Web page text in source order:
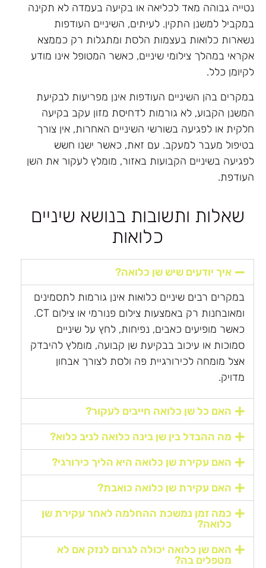
נטייה גבוהה מאד לכליאה או בקיעה בעמדה לא תקינה
במקביל למשנן התקין. לעיתים, השיניים העודפות
נשארות כלואות בעצמות הלסת ומתגלות רק כממצא
אקראי במהלך צילומי שיניים, כאשר המטופל אינו מודע
לקיומן כלל.
במקרים בהן השיניים העודפות אינן מפריעות לבקיעת
המשנן הקבוע, לא גורמות לדחיסת מזון עקב בקיעה
חלקית או לפגיעה בשורשי השיניים האחרות, אין צורך
בטיפול מעבר למעקב. עם זאת, כאשר ישנו חשש
לפגיעה בשיניים הקבועות באזור, מומלץ לעקור את השן
העודפת.
שאלות ותשובות בנושא שיניים
כלואות
איך יודעים שיש שן כלואה?
במקרים רבים שיניים כלואות אינן גורמות לתסמינים
ומאובחנות רק באמצעות צילום פנורמי או צילום CT.
כאשר מופיעים כאבים, נפיחות, לחץ על שיניים
סמוכות או עיכוב בבקיעת שן קבועה, מומלץ להיבדק
אצל מומחה לכירורגיית פה ולסת לצורך אבחון
מדויק.
האם כל שן כלואה חייבים לעקור?
מה ההבדל בין שן בינה כלואה לניב כלוא?
האם עקירת שן כלואה היא הליך כירורגי?
האם עקירת שן כלואה כואבת?
כמה זמן נמשכת ההחלמה לאחר עקירת שן
כלואה?
האם שן כלואה יכולה לגרום לנזק אם לא
מטפלים בה?